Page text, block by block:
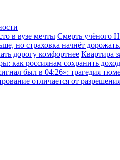
в вузе мечты Смерть учёного
страховка начнёт
дорогу комфортнее Квартира
как россиянам сохранить
был в 04:26»: трагедия
отличается от